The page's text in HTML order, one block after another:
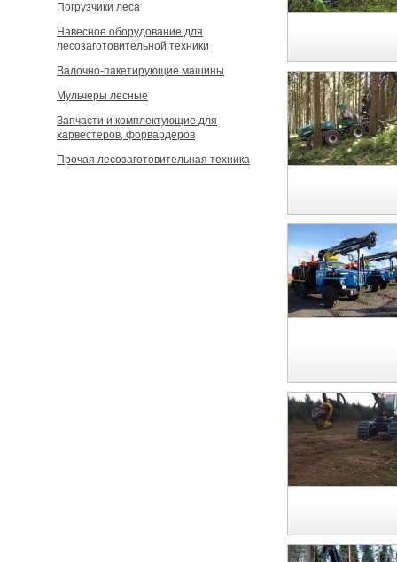
Погрузчики леса
Навесное оборудование для
лесозаготовительной техники
Валочно-пакетирующие машины
Мульчеры лесные
Запчасти и комплектующие для
харвестеров, форвардеров
Прочая лесозаготовительная техника